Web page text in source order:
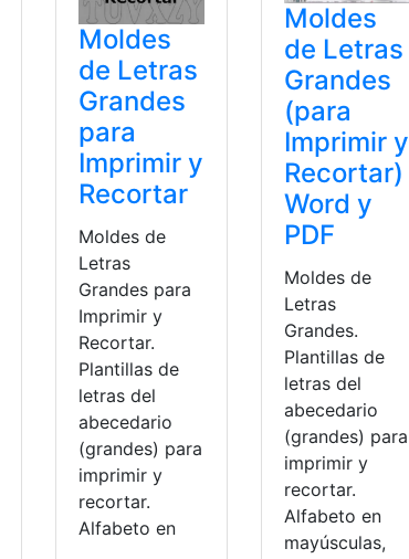
Moldes
de Letras
Grandes
para
Imprimir y
Recortar
Moldes de
Letras
Grandes para
Imprimir y
Recortar.
Plantillas de
letras del
abecedario
(grandes) para
imprimir y
recortar.
Alfabeto en
Moldes
de Letras
Grandes
(para
Imprimir y
Recortar)
Word y
PDF
Moldes de
Letras
Grandes.
Plantillas de
letras del
abecedario
(grandes) para
imprimir y
recortar.
Alfabeto en
mayúsculas,